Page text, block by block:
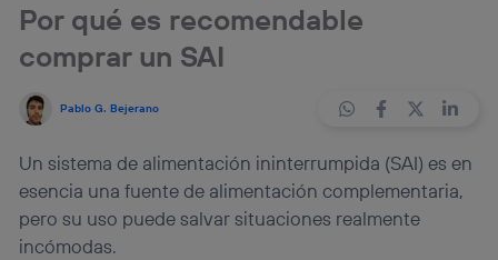
Por qué es recomendable
comprar un SAI
Pablo G. Bejerano
Un sistema de alimentación ininterrumpida (SAI) es en
esencia una fuente de alimentación complementaria,
pero su uso puede salvar situaciones realmente
incómodas.